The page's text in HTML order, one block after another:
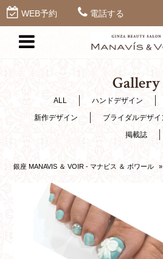
WEB予約 電話する
Gallery
ALL ハンドデザイン
新作デザイン
ブライダルデザイ
掲載誌
銀座 MANAVIS ＆ VOIR - マナビス ＆ ボワール »